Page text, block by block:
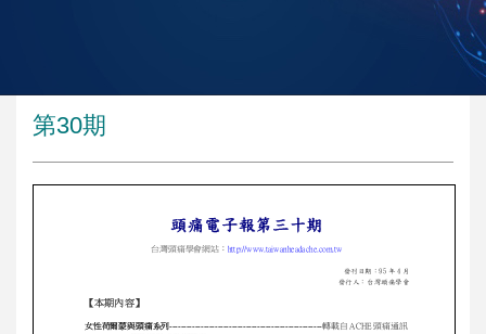
第30期